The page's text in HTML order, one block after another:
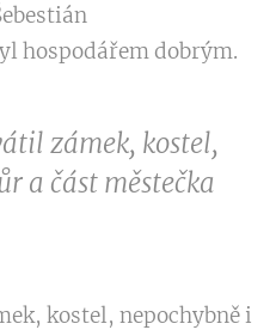
hospodářem dobrým.
zámek, kostel,
a část městečka
kostel, nepochybně i